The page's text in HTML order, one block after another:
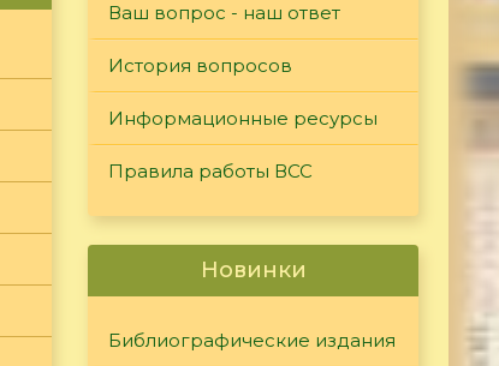
Ваш вопрос - наш ответ
История вопросов
Информационные ресурсы
Правила работы ВСС
Новинки
Библиографические издания